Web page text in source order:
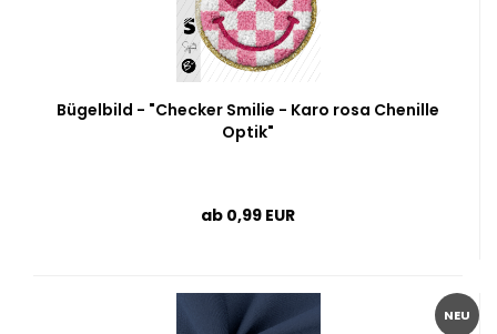
Bügelbild - "Checker Smilie - Karo rosa Chenille
Optik"
ab 0,99 EUR
NEU